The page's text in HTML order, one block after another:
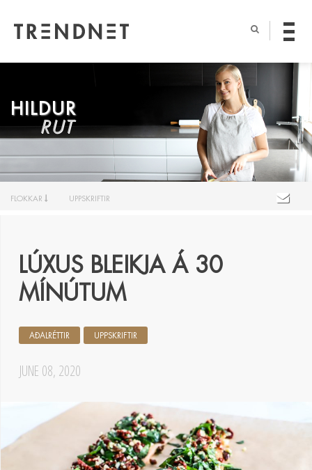
HILDUR
RUT
FLOKKAR UPPSKRIFTIR
LÚXUS BLEIKJA Á 30
MÍNÚTUM
JUNE 08, 2020
AÐALRÉTTIR UPPSKRIFTIR